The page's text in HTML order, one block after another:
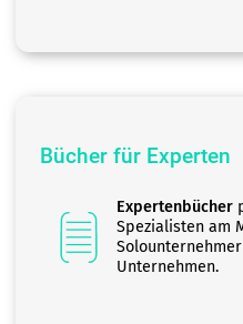
Bücher für Experten
Expertenbücher
Spezialisten am
Unternehmen.